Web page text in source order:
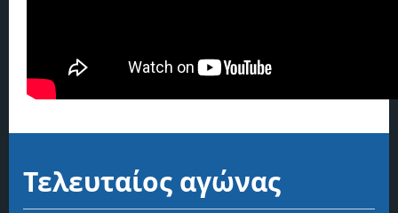
Τελευταίος αγώνας